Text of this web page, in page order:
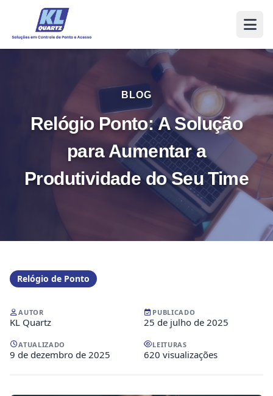
BLOG
Relógio Ponto: A Solução
para Aumentar a
Produtividade do Seu Time
Relógio de Ponto
AUTOR
KL Quartz
PUBLICADO
25 de julho de 2025
ATUALIZADO
9 de dezembro de 2025
LEITURAS
620 visualizações